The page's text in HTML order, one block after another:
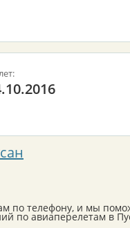
по телефону, и мы
по авиаперелетам в